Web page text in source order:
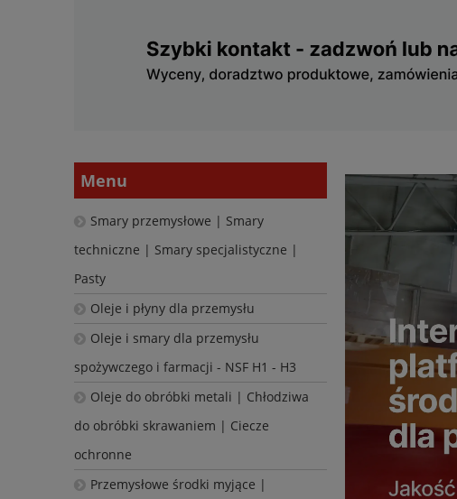
Menu
Smary przemysłowe | Smary
techniczne | Smary specjalistyczne |
Pasty
Oleje i płyny dla przemysłu
Oleje i smary dla przemysłu
spożywczego i farmacji - NSF H1 - H3
Oleje do obróbki metali | Chłodziwa
do obróbki skrawaniem | Ciecze
ochronne
Przemysłowe środki myjące |